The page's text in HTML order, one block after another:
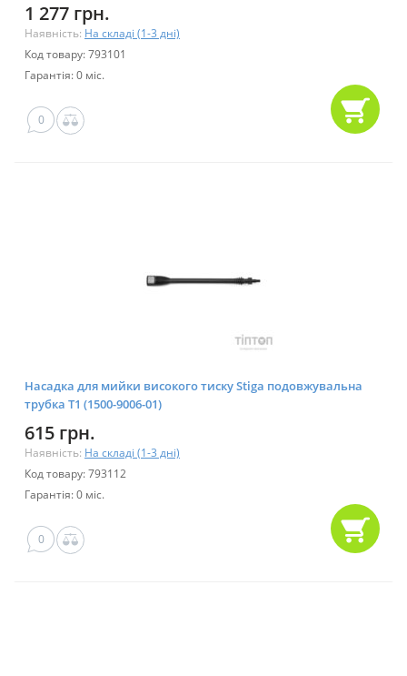
1 277 грн.
Наявність: На складі (1-3 дні)
Код товару: 793101
Гарантія: 0 міс.
0
Насадка для мийки високого тиску Stiga подовжувальна
трубка T1 (1500-9006-01)
615 грн.
Наявність: На складі (1-3 дні)
Код товару: 793112
Гарантія: 0 міс.
0